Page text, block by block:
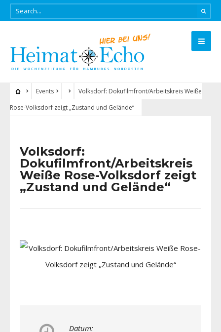
Events
Volksdorf: Dokufilmfront/Arbeitskreis Weiße
Rose-Volksdorf zeigt „Zustand und Gelände“
Volksdorf:
Dokufilmfront/Arbeitskreis
Weiße Rose-Volksdorf zeigt
„Zustand und Gelände“
Datum: